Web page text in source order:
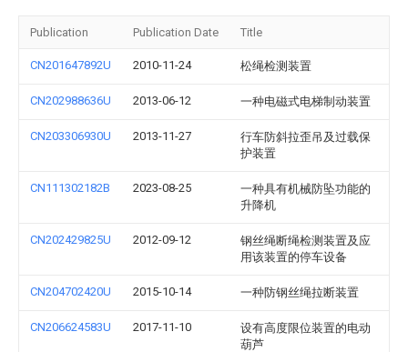
Publication Publication Date Title
CN201647892U 2010-11-24 松绳检测装置
CN202988636U 2013-06-12 一种电磁式电梯制动装置
CN203306930U 2013-11-27
行车防斜拉歪吊及过载保
护装置
CN111302182B 2023-08-25
一种具有机械防坠功能的
升降机
CN202429825U 2012-09-12
钢丝绳断绳检测装置及应
用该装置的停车设备
CN204702420U 2015-10-14 一种防钢丝绳拉断装置
CN206624583U 2017-11-10
设有高度限位装置的电动
葫芦